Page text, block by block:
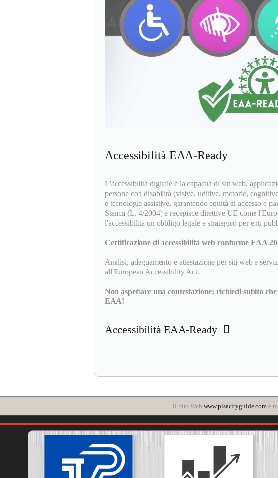
Accessibilità EAA-Ready
L'accessibilità digitale è la capacità di siti web,
persone con disabilità (visive, uditive, motorie,
e tecnologie assistive, garantendo equità di accesso e
Stanca (L. 4/2004) e recepisce direttive UE come
l'accessibilità un obbligo legale e strategico per enti
Certificazione di accessibilità web conforme EAA
Analisi, adeguamento e attestazione per siti web e
all'European Accessibility Act.
Non aspettare una contestazione: richiedi subito
EAA!
Accessibilità EAA-Ready
il Sito Web www.pisacityguide.com è